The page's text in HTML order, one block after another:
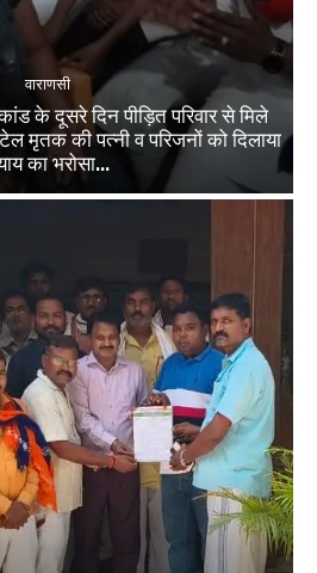
वाराणसी
के दूसरे दिन पीड़ित परिवार से मिले
मृतक की पत्नी व परिजनों को दिलाया
का भरोसा...